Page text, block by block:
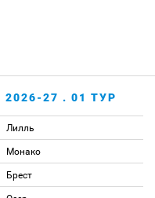
27 . 01 ТУР
Лилль
Монако
Брест